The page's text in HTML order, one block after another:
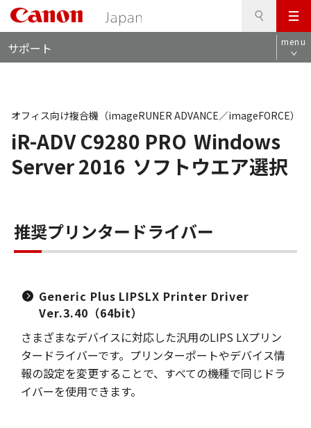
メ
ニ
ュ
サポート menu
iR-ADV C9280 PRO Windows
Server 2016 ソフトウエア選択
オフィス向け複合機（imageRUNER ADVANCE／imageFORCE）
推奨プリンタードライバー
Generic Plus LIPSLX Printer Driver
Ver.3.40（64bit）
さまざまなデバイスに対応した汎用のLIPS LXプリン
タードライバーです。プリンターポートやデバイス情
報の設定を変更することで、すべての機種で同じドラ
イバーを使用できます。